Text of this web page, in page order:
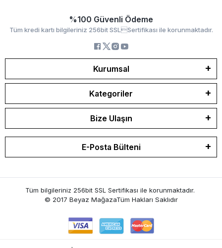
%100 Güvenli Ödeme
Tüm kredi kartı bilgileriniz 256bit SSLSertifikası ile korunmaktadır.
Kurumsal
Kategoriler
Bize Ulaşın
E-Posta Bülteni
Tüm bilgileriniz 256bit SSL Sertifikası ile korunmaktadır.
© 2017 Beyaz MağazaTüm Hakları Saklıdır